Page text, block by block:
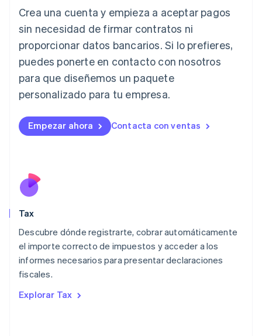
Crea una cuenta y empieza a aceptar pagos
sin necesidad de firmar contratos ni
proporcionar datos bancarios. Si lo prefieres,
puedes ponerte en contacto con nosotros
para que diseñemos un paquete
personalizado para tu empresa.
Empezar ahora Contacta con ventas
Tax
Descubre dónde registrarte, cobrar automáticamente
el importe correcto de impuestos y acceder a los
informes necesarios para presentar declaraciones
fiscales.
Explorar Tax
English
Irlanda
Italia
ItalianoEnglish
Japón
English
Letonia
Liechtenstein
DeutschEnglish
Français
Malasia
English
México
Español
Noruega
English
Nueva Zelandia
English